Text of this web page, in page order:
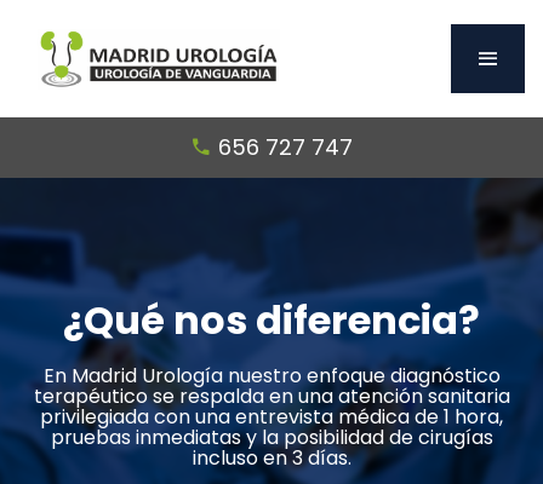
656 727 747
¿Qué nos diferencia?
En Madrid Urología nuestro enfoque diagnóstico
terapéutico se respalda en una atención sanitaria
privilegiada con una entrevista médica de 1 hora,
pruebas inmediatas y la posibilidad de cirugías
incluso en 3 días.